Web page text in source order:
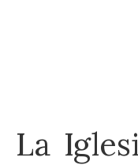
La